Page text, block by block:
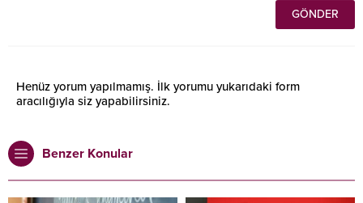
Henüz yorum yapılmamış. İlk yorumu yukarıdaki form
aracılığıyla siz yapabilirsiniz.
Benzer Konular